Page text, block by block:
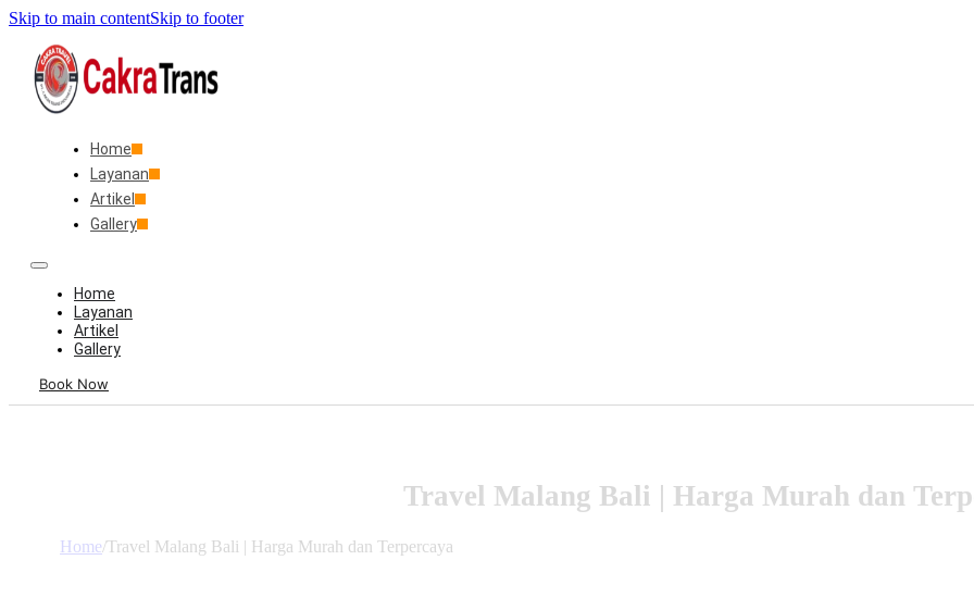
Skip to main contentSkip to footer
Home
Layanan
Artikel
Gallery
Home
Layanan
Artikel
Gallery
Book Now
Travel Malang Bali | Harga Murah dan
Home/Travel Malang Bali | Harga Murah dan Terpercaya